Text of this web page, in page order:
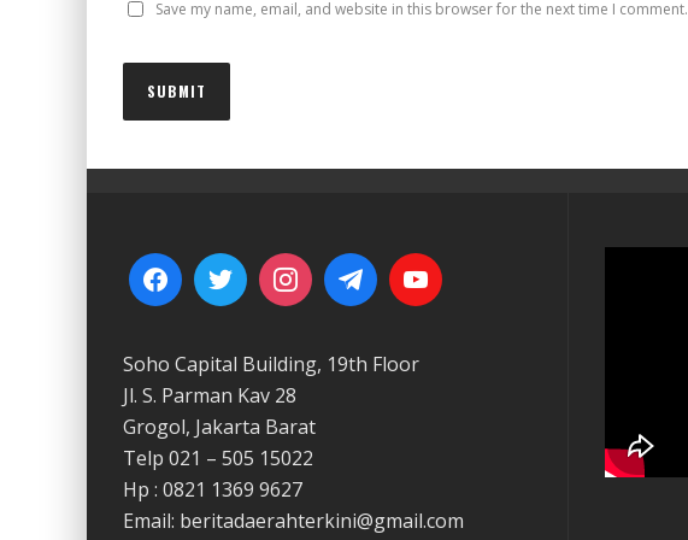
Save my name, email, and website in this browser for the next time I comment.
Soho Capital Building, 19th Floor
Jl. S. Parman Kav 28
Grogol, Jakarta Barat
Telp 021 – 505 15022
Hp : 0821 1369 9627
Email: beritadaerahterkini@gmail.com